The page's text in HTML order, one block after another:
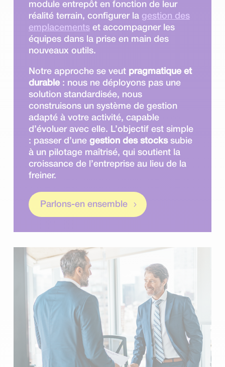
module entrepôt en fonction de leur
réalité terrain, configurer la gestion des
emplacementset accompagner les
équipes dans la prise en main des
nouveaux outils.
Notre approche se veut pragmatique et
durable: nous ne déployons pas une
solution standardisée, nous
construisons un système de gestion
adapté à votre activité, capable
d’évoluer avec elle. L’objectif est simple
: passer d’une gestion des stockssubie
à un pilotage maîtrisé, qui soutient la
croissance de l’entreprise au lieu de la
freiner.
Parlons-en ensemble